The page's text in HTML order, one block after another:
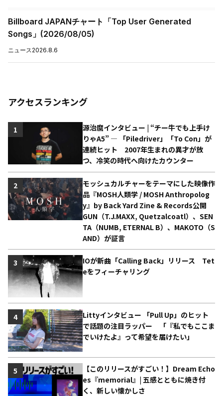
Billboard JAPANチャート「Top User Generated
Songs」(2026/08/05)
ニュース2026.8.6
アクセスランキング
源治麿インタビュー | “チー牛でも上手け
りゃA5” ― 「Piledriver」「To Con」が
連続ヒット 2007年生まれの異才が放
つ、冷笑の時代へ向けたカウンター
1
モッシュカルチャーをテーマにした映像作
品『MOSH人類学 / MOSH Anthropolog
y』by Back Yard Zine & Records公開
GUN（T.J.MAXX, Quetzalcoatl）、SEN
TA（NUMB, ETERNAL B）、MAKOTO（S
AND）が証言
2
IOが新曲「Calling Back」リリース Tet
eをフィーチャリング
3
Littyインタビュー 「Pull Up」のヒット
で話題の注目ラッパー 「『私でもここま
でいけたよ』って希望を届けたい」
4
【このリリースがすごい！】Dream Echo
es『memorial』| 五感とともに焼き付
く、新しい懐かしさ
5